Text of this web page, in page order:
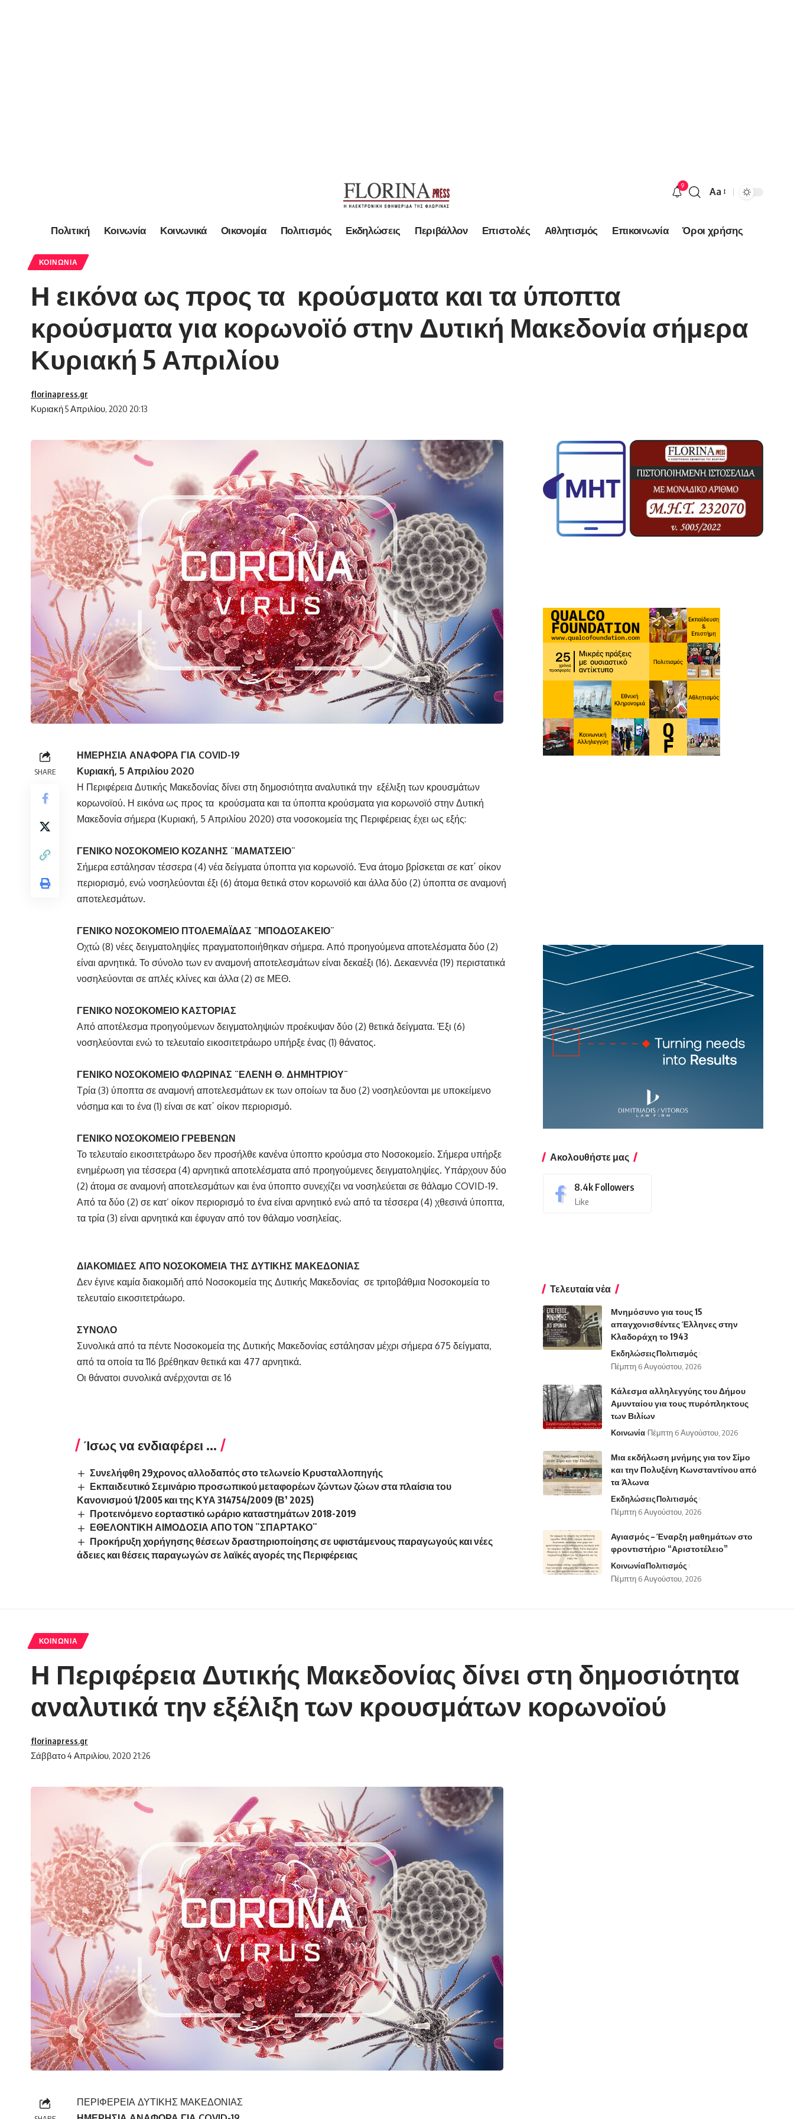
9
Font
Aa
Πολιτική Κοινωνία Κοινωνικά Οικονομία Πολιτισμός Εκδηλώσεις Περιβάλλον Επιστολές Αθλητισμός Επικοινωνία Όροι χρήσης
ΚΟΙΝΩΝΊΑ
Η εικόνα ως προς τα κρούσματα και τα ύποπτα
κρούσματα για κορωνοϊό στην Δυτική Μακεδονία σήμερα
Κυριακή 5 Απριλίου
Κυριακή 5 Απριλίου, 2020 20:13
florinapress.gr
SHARE
ΗΜΕΡΗΣΙΑ ΑΝΑΦΟΡΑ ΓΙΑ COVID-19
Κυριακή, 5 Απριλίου 2020
Η Περιφέρεια Δυτικής Μακεδονίας δίνει στη δημοσιότητα αναλυτικά την εξέλιξη των κρουσμάτων
κορωνοϊού. Η εικόνα ως προς τα κρούσματα και τα ύποπτα κρούσματα για κορωνοϊό στην Δυτική
Μακεδονία σήμερα (Κυριακή, 5 Απριλίου 2020) στα νοσοκομεία της Περιφέρειας έχει ως εξής:
ΓΕΝΙΚΟ ΝΟΣΟΚΟΜΕΙΟ ΚΟΖΑΝΗΣ ¨ΜΑΜΑΤΣΕΙΟ¨
Σήμερα εστάλησαν τέσσερα (4) νέα δείγματα ύποπτα για κορωνοϊό. Ένα άτομο βρίσκεται σε κατ΄ οίκον
περιορισμό, ενώ νοσηλεύονται έξι (6) άτομα θετικά στον κορωνοϊό και άλλα δύο (2) ύποπτα σε αναμονή
αποτελεσμάτων.
ΓΕΝΙΚΟ ΝΟΣΟΚΟΜΕΙΟ ΠΤΟΛΕΜΑΪΔΑΣ ¨ΜΠΟΔΟΣΑΚΕΙΟ¨
Οχτώ (8) νέες δειγματοληψίες πραγματοποιήθηκαν σήμερα. Από προηγούμενα αποτελέσματα δύο (2)
είναι αρνητικά. Το σύνολο των εν αναμονή αποτελεσμάτων είναι δεκαέξι (16). Δεκαεννέα (19) περιστατικά
νοσηλεύονται σε απλές κλίνες και άλλα (2) σε ΜΕΘ.
ΓΕΝΙΚΟ ΝΟΣΟΚΟΜΕΙΟ ΚΑΣΤΟΡΙΑΣ
Από αποτέλεσμα προηγούμενων δειγματοληψιών προέκυψαν δύο (2) θετικά δείγματα. Έξι (6)
νοσηλεύονται ενώ το τελευταίο εικοσιτετράωρο υπήρξε ένας (1) θάνατος.
ΓΕΝΙΚΟ ΝΟΣΟΚΟΜΕΙΟ ΦΛΩΡΙΝΑΣ ¨ΕΛΕΝΗ Θ. ΔΗΜΗΤΡΙΟΥ¨
Τρία (3) ύποπτα σε αναμονή αποτελεσμάτων εκ των οποίων τα δυο (2) νοσηλεύονται με υποκείμενο
νόσημα και το ένα (1) είναι σε κατ΄ οίκον περιορισμό.
ΓΕΝΙΚΟ ΝΟΣΟΚΟΜΕΙΟ ΓΡΕΒΕΝΩΝ
Το τελευταίο εικοσιτετράωρο δεν προσήλθε κανένα ύποπτο κρούσμα στο Νοσοκομείο. Σήμερα υπήρξε
ενημέρωση για τέσσερα (4) αρνητικά αποτελέσματα από προηγούμενες δειγματοληψίες. Υπάρχουν δύο
(2) άτομα σε αναμονή αποτελεσμάτων και ένα ύποπτο συνεχίζει να νοσηλεύεται σε θάλαμο COVID-19.
Από τα δύο (2) σε κατ’ οίκον περιορισμό το ένα είναι αρνητικό ενώ από τα τέσσερα (4) χθεσινά ύποπτα,
τα τρία (3) είναι αρνητικά και έφυγαν από τον θάλαμο νοσηλείας.
ΔΙΑΚΟΜΙΔΕΣ ΑΠΌ ΝΟΣΟΚΟΜΕΙΑ ΤΗΣ ΔΥΤΙΚΗΣ ΜΑΚΕΔΟΝΙΑΣ
Δεν έγινε καμία διακομιδή από Νοσοκομεία της Δυτικής Μακεδονίας σε τριτοβάθμια Νοσοκομεία το
τελευταίο εικοσιτετράωρο.
ΣΥΝΟΛΟ
Συνολικά από τα πέντε Νοσοκομεία της Δυτικής Μακεδονίας εστάλησαν μέχρι σήμερα 675 δείγματα,
από τα οποία τα 116 βρέθηκαν θετικά και 477 αρνητικά.
Οι θάνατοι συνολικά ανέρχονται σε 16
Ίσως να ενδιαφέρει ...
Συνελήφθη 29χρονος αλλοδαπός στο τελωνείο Κρυσταλλοπηγής
Εκπαιδευτικό Σεμινάριο προσωπικού μεταφορέων ζώντων ζώων στα πλαίσια του
Κανονισμού 1/2005 και της ΚΥΑ 314754/2009 (Β’ 2025)
Προτεινόμενο εορταστικό ωράριο καταστημάτων 2018-2019
ΕΘΕΛΟΝΤΙΚΗ ΑΙΜΟΔΟΣΙΑ ΑΠΟ ΤΟΝ ¨ΣΠΑΡΤΑΚΟ¨
Προκήρυξη χορήγησης θέσεων δραστηριοποίησης σε υφιστάμενους παραγωγούς και νέες
άδειες και θέσεις παραγωγών σε λαϊκές αγορές της Περιφέρειας
Ακολουθήστε μας
8.4k Followers
Like
Τελευταία νέα
Μνημόσυνο για τους 15
απαγχονισθέντες Έλληνες στην
Κλαδοράχη το 1943
ΕκδηλώσειςΠολιτισμός
Πέμπτη 6 Αυγούστου, 2026
Κάλεσμα αλληλεγγύης του Δήμου
Αμυνταίου για τους πυρόπληκτους
των Βιλίων
Κοινωνία Πέμπτη 6 Αυγούστου, 2026
Μια εκδήλωση μνήμης για τον Σίμο
και την Πολυξένη Κωνσταντίνου από
τα Άλωνα
ΕκδηλώσειςΠολιτισμός
Πέμπτη 6 Αυγούστου, 2026
Αγιασμός – Έναρξη μαθημάτων στο
φροντιστήριο “Αριστοτέλειο”
ΚοινωνίαΠολιτισμός
Πέμπτη 6 Αυγούστου, 2026
ΚΟΙΝΩΝΊΑ
Η Περιφέρεια Δυτικής Μακεδονίας δίνει στη δημοσιότητα
αναλυτικά την εξέλιξη των κρουσμάτων κορωνοϊού
Σάββατο 4 Απριλίου, 2020 21:26
florinapress.gr
ΠΕΡΙΦΕΡΕΙΑ ΔΥΤΙΚΗΣ ΜΑΚΕΔΟΝΙΑΣ